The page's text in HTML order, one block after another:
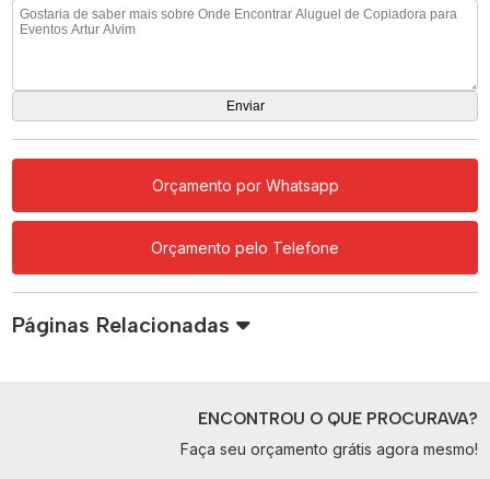
Orçamento por Whatsapp
Orçamento pelo Telefone
Páginas Relacionadas
ENCONTROU O QUE PROCURAVA?
Faça seu orçamento grátis agora mesmo!